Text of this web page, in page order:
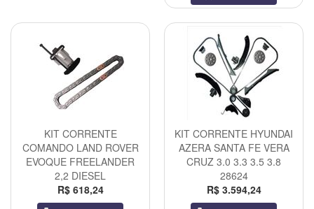
KIT CORRENTE
COMANDO LAND ROVER
EVOQUE FREELANDER
2,2 DIESEL
R$ 618,24
KIT CORRENTE HYUNDAI
AZERA SANTA FE VERA
CRUZ 3.0 3.3 3.5 3.8
28624
R$ 3.594,24